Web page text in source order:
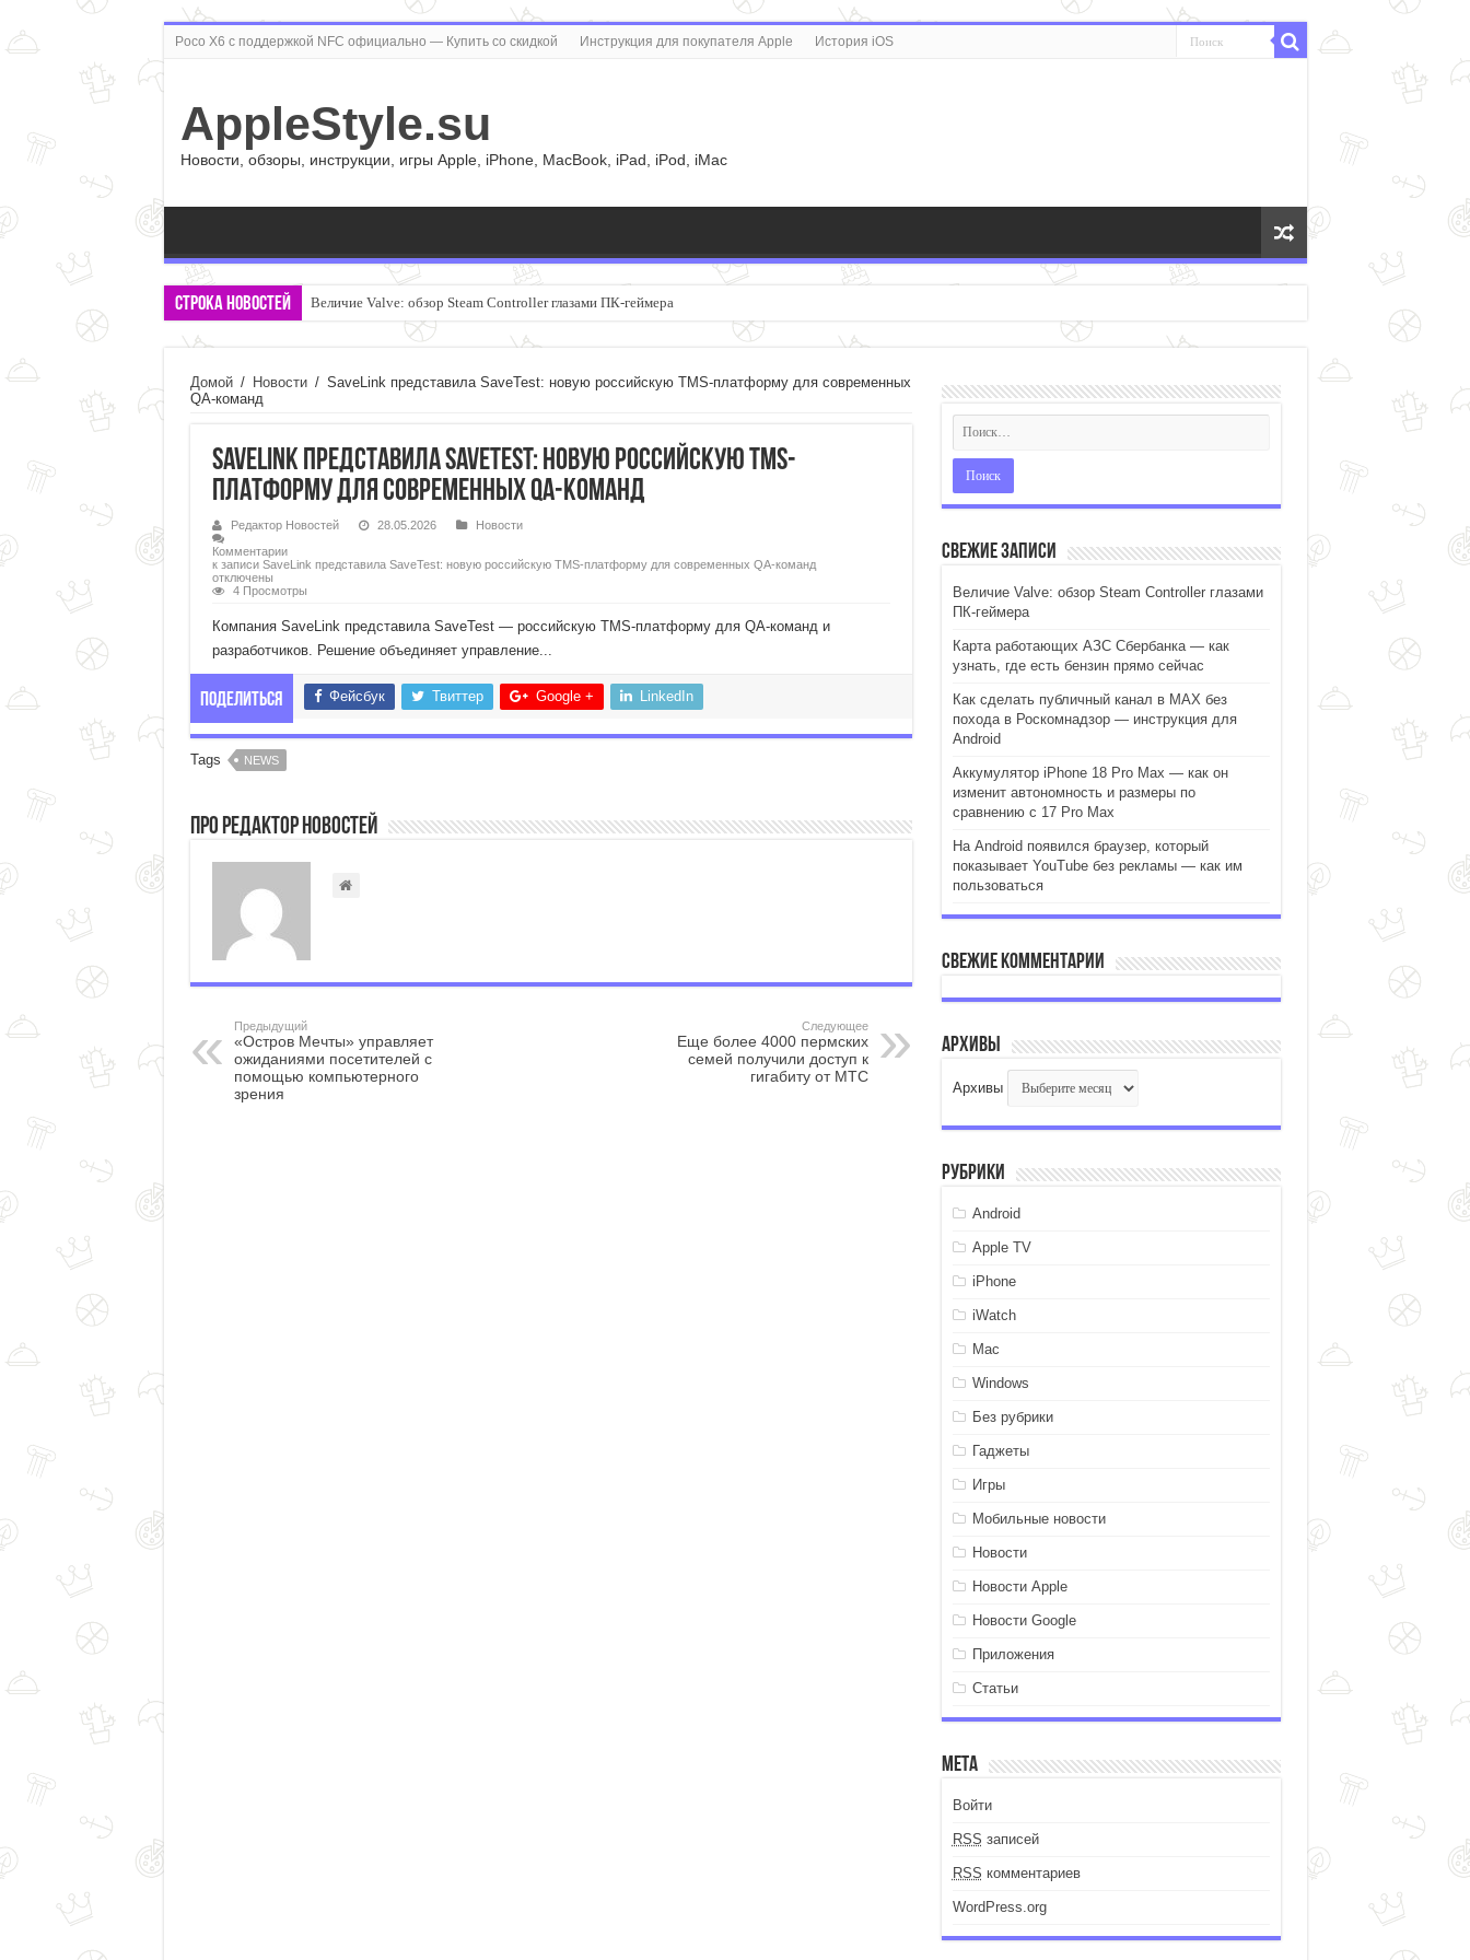
Poco X6 с поддержкой NFC официально — Купить со скидкой Инструкция для покупателя Apple История iOS
AppleStyle.su
Новости, обзоры, инструкции, игры Apple, iPhone, MacBook, iPad, iPod, iMac
Строка новостей Величие Valve: обзор Steam Controller глазами ПК-геймера
Домой / Новости / SaveLink представила SaveTest: новую российскую TMS-платформу для современных
QA-команд
SaveLink представила SaveTest: новую российскую TMS-
платформу для современных QA-команд
Редактор Новостей 28.05.2026
Новости
Комментарии
к записи SaveLink представила SaveTest: новую российскую TMS-платформу для современных QA-команд
отключены
4 Просмотры
Компания SaveLink представила SaveTest — российскую TMS-платформу для QA-команд и
разработчиков. Решение объединяет управление...
Поделиться Фейсбук Твиттер Google + LinkedIn
Tags NEWS
Про Редактор Новостей
Предыдущий
«Остров Мечты» управляет
ожиданиями посетителей с
помощью компьютерного
зрения
Следующее
Еще более 4000 пермских
семей получили доступ к
гигабиту от МТС
Свежие записи
Величие Valve: обзор Steam Controller глазами
ПК-геймера
Карта работающих АЗС Сбербанка — как
узнать, где есть бензин прямо сейчас
Как сделать публичный канал в MAX без
похода в Роскомнадзор — инструкция для
Android
Аккумулятор iPhone 18 Pro Max — как он
изменит автономность и размеры по
сравнению с 17 Pro Max
На Android появился браузер, который
показывает YouTube без рекламы — как им
пользоваться
Свежие комментарии
Архивы
Архивы
Рубрики
Android
Apple TV
iPhone
iWatch
Mac
Windows
Без рубрики
Гаджеты
Игры
Мобильные новости
Новости
Новости Apple
Новости Google
Приложения
Статьи
Мета
Войти
RSS записей
RSS комментариев
WordPress.org